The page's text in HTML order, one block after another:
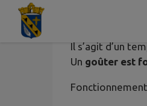
Contenu
L’étude
Il s’agit d’un
Un goûter est
Fonctionnement